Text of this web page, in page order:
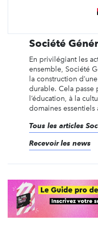
Société
En privilégiant les
ensemble, Société
la construction
durable. Cela passe
l’éducation, à la
domaines essentiels
Tous les articles
Recevoir les news